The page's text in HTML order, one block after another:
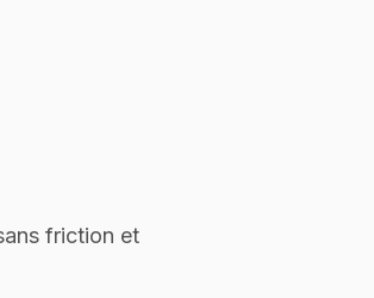
friction et